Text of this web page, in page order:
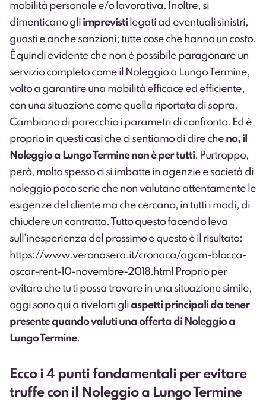
mobilità personale e/o lavorativa. Inoltre, si
dimenticano gli imprevisti legati ad eventuali sinistri,
guasti e anche sanzioni; tutte cose che hanno un costo.
È quindi evidente che non è possibile paragonare un
servizio completo come il Noleggio a Lungo Termine,
volto a garantire una mobilità efficace ed efficiente,
con una situazione come quella riportata di sopra.
Cambiano di parecchio i parametri di confronto. Ed è
proprio in questi casi che ci sentiamo di dire che no, il
Noleggio a Lungo Termine non è per tutti. Purtroppo,
però, molto spesso ci si imbatte in agenzie e società di
noleggio poco serie che non valutano attentamente le
esigenze del cliente ma che cercano, in tutti i modi, di
chiudere un contratto. Tutto questo facendo leva
sull’inesperienza del prossimo e questo è il risultato:
https://www.veronasera.it/cronaca/agcm-blocca-
oscar-rent-10-novembre-2018.html Proprio per
evitare che tu ti possa trovare in una situazione simile,
oggi sono qui a rivelarti gliaspetti principali da tener
presente quando valuti una offerta di Noleggio a
Lungo Termine.
Ecco i 4 punti fondamentali per evitare
truffe con il Noleggio a Lungo Termine